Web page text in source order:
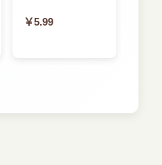
据发展趋势 87
￥5.99